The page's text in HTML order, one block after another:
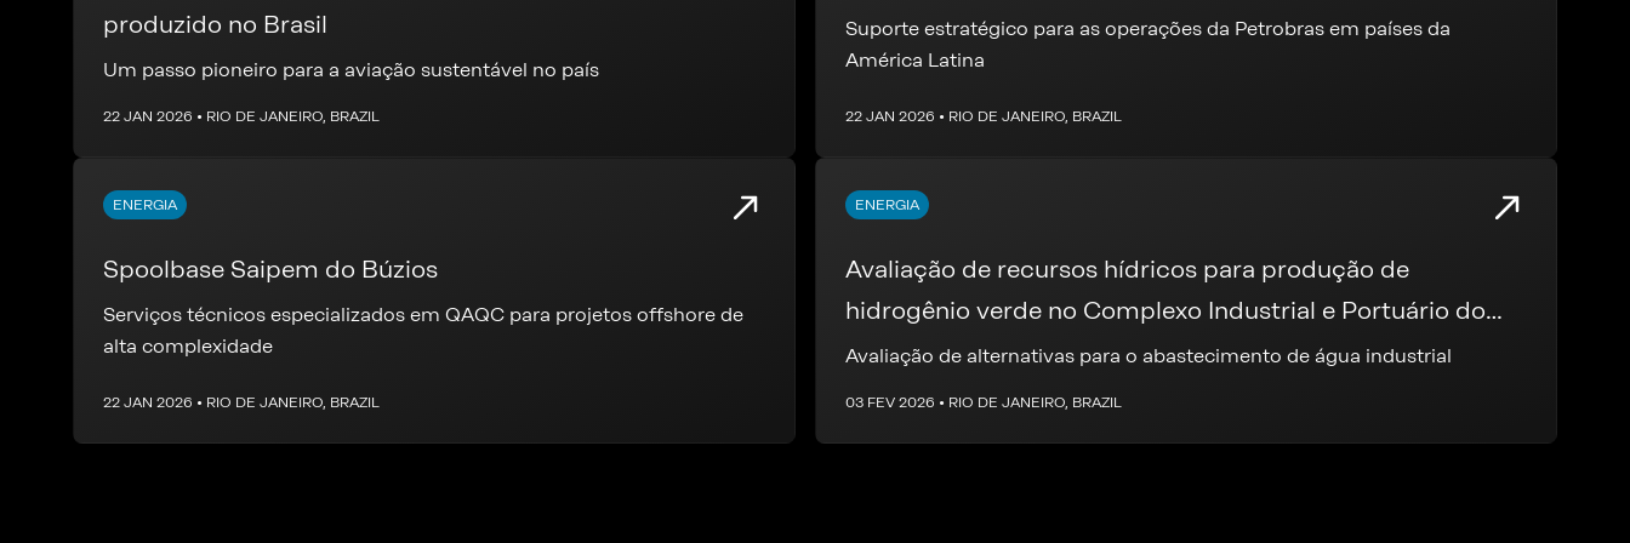
produzido no Brasil
Um passo pioneiro para a aviação sustentável no país
22 JAN 2026 • RIO DE JANEIRO, BRAZIL
Suporte estratégico para as operações da Petrobras em países da
América Latina
22 JAN 2026 • RIO DE JANEIRO, BRAZIL
ENERGIA
Spoolbase Saipem do Búzios
Serviços técnicos especializados em QAQC para projetos offshore de
alta complexidade
22 JAN 2026 • RIO DE JANEIRO, BRAZIL
ENERGIA
Avaliação de recursos hídricos para produção de
hidrogênio verde no Complexo Industrial e Portuário do
Pecém
Avaliação de alternativas para o abastecimento de água industrial
03 FEV 2026 • RIO DE JANEIRO, BRAZIL